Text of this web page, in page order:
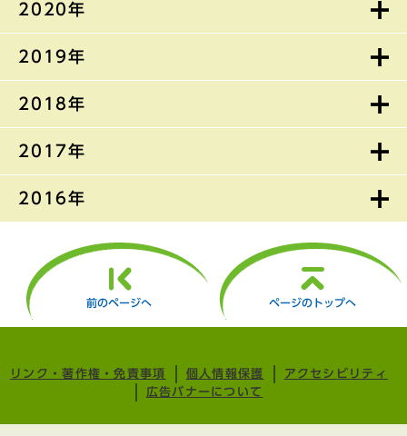
2020年
2019年
2018年
2017年
2016年
前のページへ ページのトップへ
リンク・著作権・免責事項 個人情報保護
アクセシビリティ
広告バナーについて